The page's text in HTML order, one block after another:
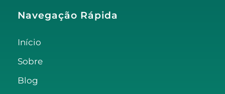
Navegação Rápida
Início
Sobre
Blog